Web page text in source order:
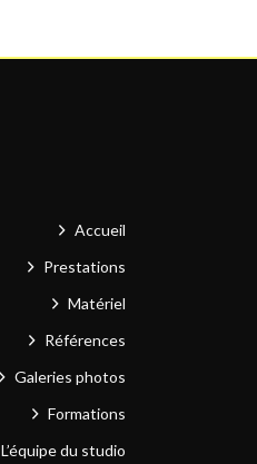
Accueil
Prestations
Matériel
Références
Galeries photos
Formations
L’équipe du studio